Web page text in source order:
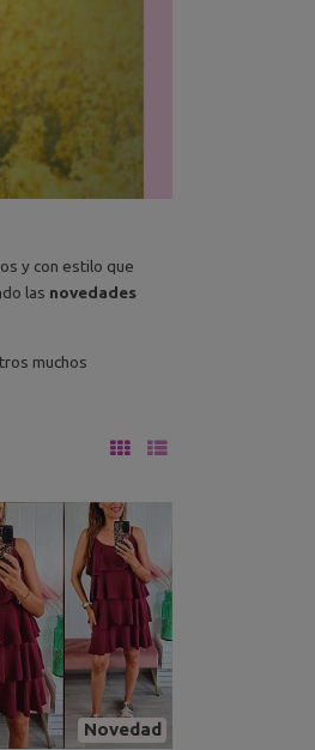
y con estilo que
las novedades
muchos
Novedad